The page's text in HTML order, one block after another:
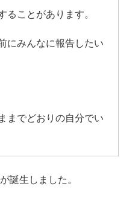
ことがあります。
にみんなに報告したい
までどおりの自分でい
誕生しました。